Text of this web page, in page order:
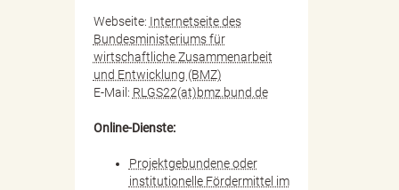
Webseite: Internetseite des
Bundesministeriums für
wirtschaftliche Zusammenarbeit
und Entwicklung (BMZ)
E-Mail: RLGS22(at)bmz.bund.de
Online-Dienste:
Projektgebundene oder
institutionelle Fördermittel im